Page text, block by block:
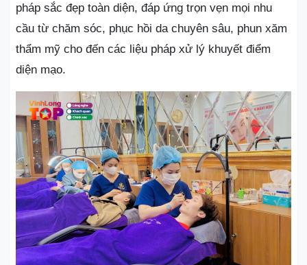
pháp sắc đẹp toàn diện, đáp ứng trọn vẹn mọi nhu
cầu từ chăm sóc, phục hồi da chuyên sâu, phun xăm
thẩm mỹ cho đến các liệu pháp xử lý khuyết điểm
diện mạo.